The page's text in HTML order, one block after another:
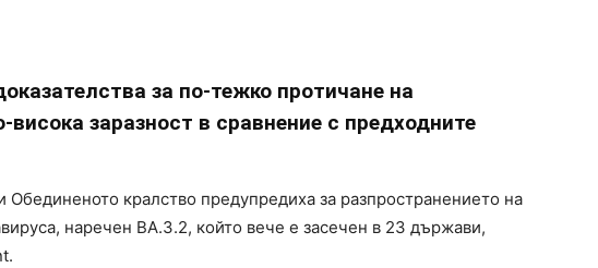
за по-тежко протичане на
висока заразност в сравнение с предходните
кралство предупредиха за разпространението на
наречен BA.3.2, който вече е засечен в 23 държави,